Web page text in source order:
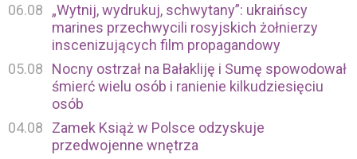
06.08
„Wytnij, wydrukuj, schwytany”: ukraińscy
marines przechwycili rosyjskich żołnierzy
inscenizujących film propagandowy
05.08
Nocny ostrzał na Bałakliję i Sumę spowodował
śmierć wielu osób i ranienie kilkudziesięciu
osób
04.08
Zamek Książ w Polsce odzyskuje
przedwojenne wnętrza